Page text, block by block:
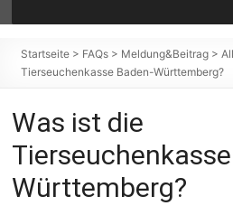
Tierseuchenkasse
Baden-
Württemberg
Startseite > FAQs > Meldung&Beitrag >
Tierseuchenkasse Baden-Württemberg?
Was ist die
Württemberg?